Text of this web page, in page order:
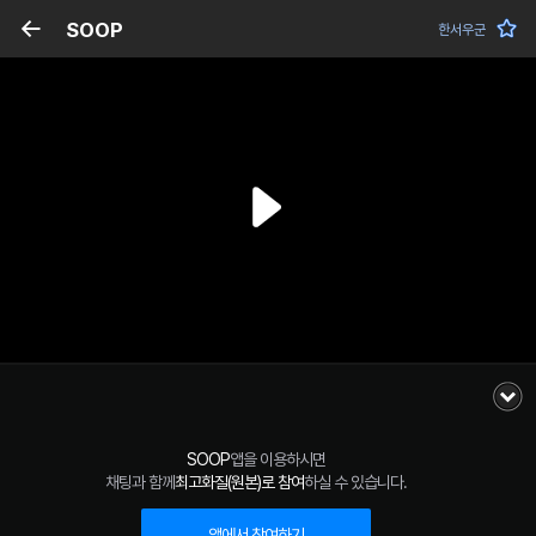
SOOP 한서우군
SOOP앱을 이용하시면
채팅과 함께최고화질(원본)로 참여하실 수 있습니다.